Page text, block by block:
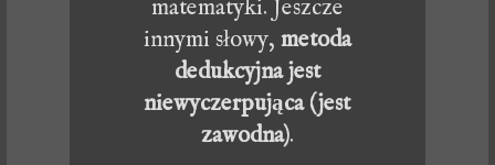
matematyki. Jeszcze
innymi słowy, metoda
dedukcyjna jest
niewyczerpująca (jest
zawodna).